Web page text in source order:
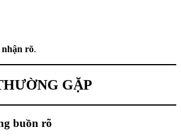
nhận rõ.
GẶP
buồn rõ